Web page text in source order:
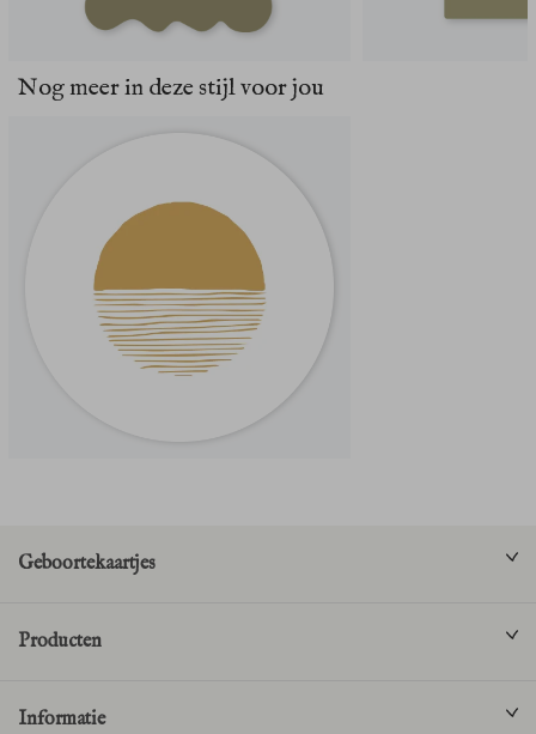
Nog meer in deze stijl voor jou
Geboortekaartjes
Producten
Informatie